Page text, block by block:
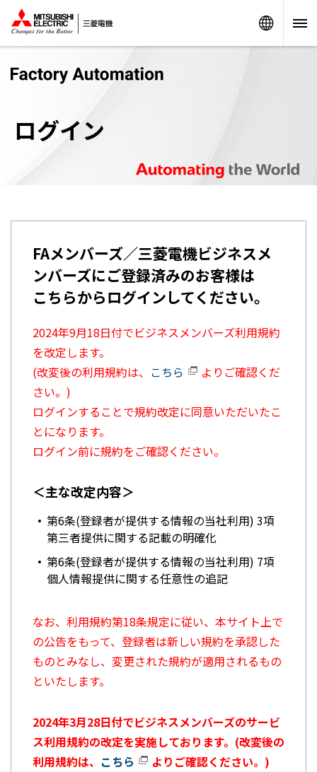
ログイン
FAメンバーズ／三菱電機ビジネスメ
ンバーズにご登録済みのお客様は
こちらからログインしてください。
2024年9月18日付でビジネスメンバーズ利用規約
を改定します。
(改変後の利用規約は、 こちら
よりご確認くだ
さい。)
ログインすることで規約改定に同意いただいたこ
とになります。
ログイン前に規約をご確認ください。
＜主な改定内容＞
第6条(登録者が提供する情報の当社利用) 3項
第三者提供に関する記載の明確化
第6条(登録者が提供する情報の当社利用) 7項
個人情報提供に関する任意性の追記
なお、利用規約第18条規定に従い、本サイト上で
の公告をもって、登録者は新しい規約を承認した
ものとみなし、変更された規約が適用されるもの
といたします。
2024年3月28日付でビジネスメンバーズのサービ
ス利用規約の改定を実施しております。(改変後の
利用規約は、 こちら
よりご確認ください。)